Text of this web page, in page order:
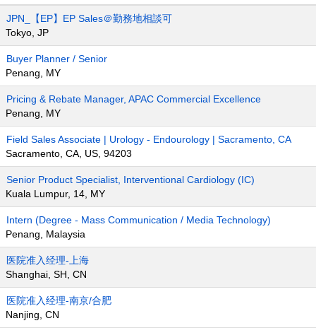
JPN_【EP】EP Sales＠勤務地相談可
Tokyo, JP
Buyer Planner / Senior
Penang, MY
Pricing & Rebate Manager, APAC Commercial Excellence
Penang, MY
Field Sales Associate | Urology - Endourology | Sacramento, CA
Sacramento, CA, US, 94203
Senior Product Specialist, Interventional Cardiology (IC)
Kuala Lumpur, 14, MY
Intern (Degree - Mass Communication / Media Technology)
Penang, Malaysia
医院准入经理-上海
Shanghai, SH, CN
医院准入经理-南京/合肥
Nanjing, CN